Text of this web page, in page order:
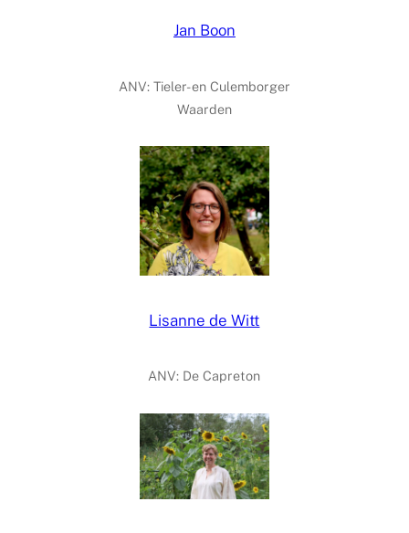
Jan Boon
ANV: Tieler- en Culemborger
Waarden
Lisanne de Witt
ANV: De Capreton